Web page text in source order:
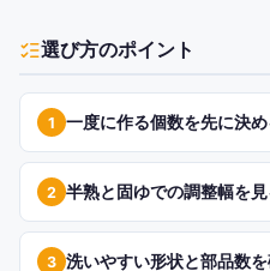
選び方のポイント
1 一度に作る個数を先に決め
2 半熟と固ゆでの調整幅を見
3 洗いやすい形状と部品数